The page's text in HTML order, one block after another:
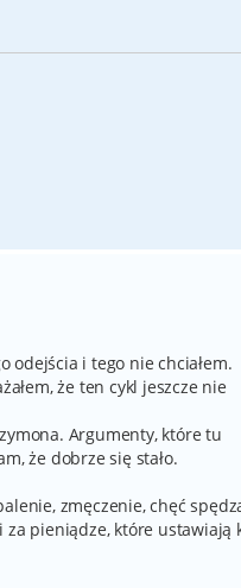
odejścia i tego nie chciałem.
że ten cykl jeszcze nie
Argumenty, które tu
że dobrze się stało.
zmęczenie, chęć
pieniądze, które ustawiają